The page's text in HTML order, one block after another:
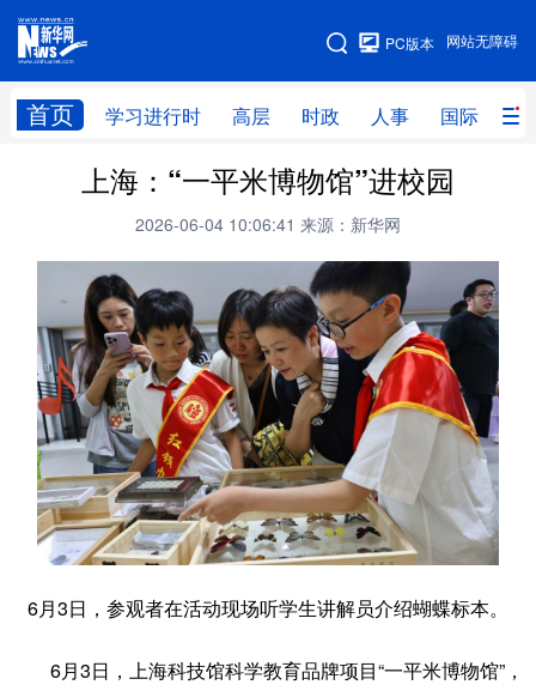
网站无障碍
PC版本
首页 学习进行时 高层 时政 人事 国际 财
网站地图
学习进行时 高层 时政 人事
财经 网评
台湾 全球连线 教育
科技 科创 量子 体育
文化 书画 健康 军事
访谈 视频 图片 政务
法律 中央文件 金融 汽车
食品 人居 信息化 数字经济
彩票 娱乐 时尚 悦读
上海：“一平米博物馆”进校园
2026-06-04 10:06:41 来源：新华网
6月3日，参观者在活动现场听学生讲解员介绍蝴蝶标本。
6月3日，上海科技馆科学教育品牌项目“一平米博物馆”，